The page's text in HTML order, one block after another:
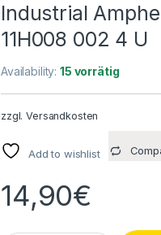
Industrial
11H008 002 4 U
Availability:15 vorrätig
zzgl.Versandkosten
Add to wishlist
14,90€